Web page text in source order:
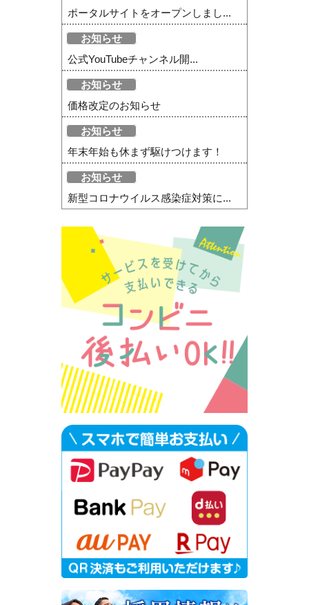
ポータルサイトをオープンしまし...
お知らせ
公式YouTubeチャンネル開...
お知らせ
価格改定のお知らせ
お知らせ
年末年始も休まず駆けつけます！
お知らせ
新型コロナウイルス感染症対策に...